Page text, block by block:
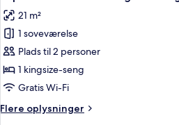
kingsize-
seng
alle
billeder
af
Superior-
værelse
-
kingsize-
21 m²
1 soveværelse
Plads til 2 personer
1 kingsize-seng
Gratis Wi-Fi
Flere oplysninger
Flere